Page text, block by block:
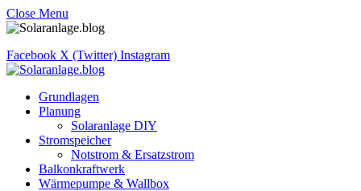
Close Menu
Facebook X (Twitter) Instagram
Grundlagen
Planung
Solaranlage DIY
Stromspeicher
Notstrom & Ersatzstrom
Balkonkraftwerk
Wärmepumpe & Wallbox